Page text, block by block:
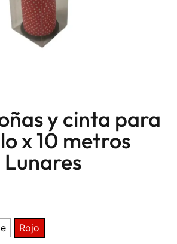
y cinta para
x 10 metros
Lunares
Rojo